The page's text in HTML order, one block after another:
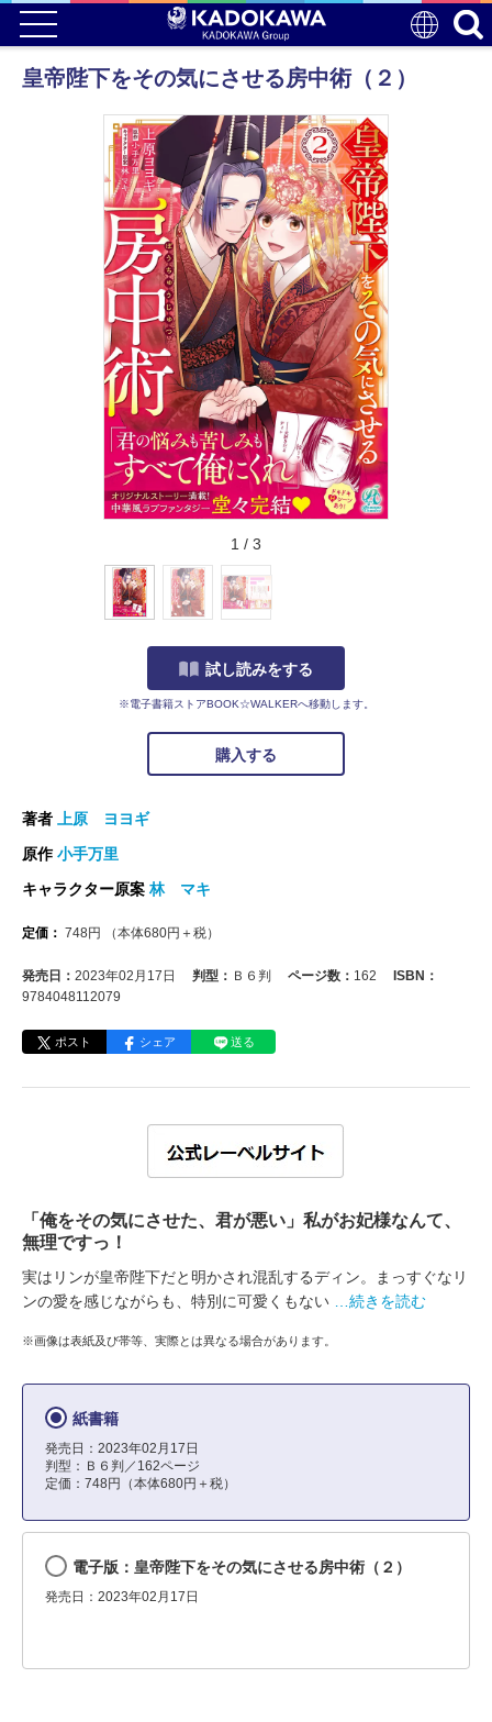
皇帝陛下をその気にさせる房中術（２）
1 / 3
試し読みをする
※電子書籍ストアBOOK☆WALKERへ移動します。
購入する
著者
上原 ヨヨギ
原作小手万里
キャラクター原案 林 マキ
定価： 748円 （本体680円＋税）
発売日： 2023年02月17日 判型： Ｂ６判 ページ数： 162
ISBN：
9784048112079
ポスト シェア 送る
「俺をその気にさせた、君が悪い」私がお妃様なんて、
無理ですっ！
実はリンが皇帝陛下だと明かされ混乱するディン。まっすぐなリ
ンの愛を感じながらも、特別に可愛くもない
…続きを読む
※画像は表紙及び帯等、実際とは異なる場合があります。
紙書籍
発売日：2023年02月17日
判型：Ｂ６判／162ページ
定価：748円（本体680円＋税）
電子版：皇帝陛下をその気にさせる房中術（２）
発売日：2023年02月17日